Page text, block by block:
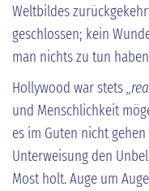
Weltbildes
geschlossen; kein
man nichts zu tun
Hollywood war stets
und Menschlichkeit
es im Guten nicht
Unterweisung den
Most holt. Auge um